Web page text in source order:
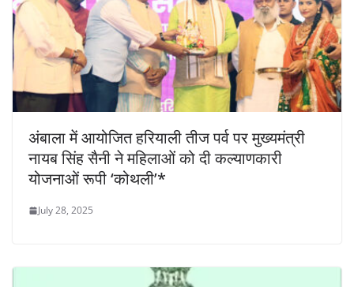
अंबाला में आयोजित हरियाली तीज पर्व पर मुख्यमंत्री
नायब सिंह सैनी ने महिलाओं को दी कल्याणकारी
योजनाओं रूपी ‘कोथली’*
July 28, 2025